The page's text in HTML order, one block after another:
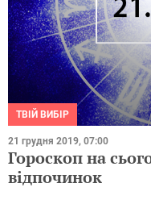
ТВІЙ ВИБІР
21 грудня 2019, 07:00
Гороскоп на
відпочинок